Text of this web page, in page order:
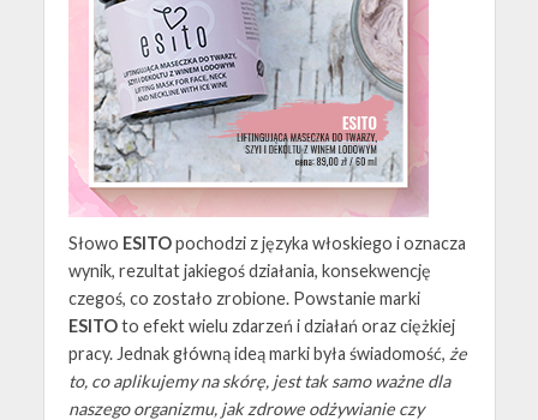
Słowo ESITOpochodzi z języka włoskiego i oznacza
wynik, rezultat jakiegoś działania, konsekwencję
czegoś, co zostało zrobione. Powstanie marki
ESITOto efekt wielu zdarzeń i działań oraz ciężkiej
pracy. Jednak główną ideą marki była świadomość, że
to, co aplikujemy na skórę, jest tak samo ważne dla
naszego organizmu, jak zdrowe odżywianie czy